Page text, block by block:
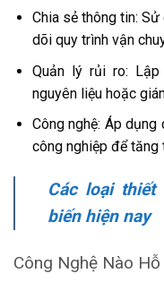
Chia sẻ thông tin:
dõi quy trình vận
Quản lý rủi ro:
nguyên liệu hoặc
Công nghệ: Áp
công nghiệp để tăng
Các loại
biến hiện nay
Công Nghệ Nào